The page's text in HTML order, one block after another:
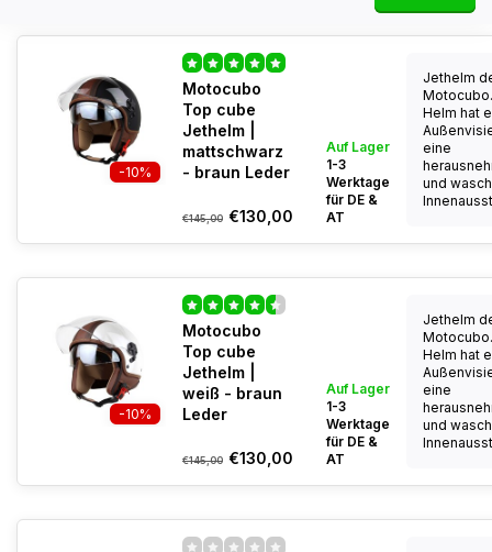
-10%
Motocubo
Top cube
Jethelm |
mattschwarz
- braun Leder
€145,00 €130,00
Auf Lager
1-3
Werktage
für DE &
AT
Jethelm
Helm hat
eine
und
-10%
Motocubo
Top cube
Jethelm |
weiß - braun
Leder
€145,00 €130,00
Auf Lager
1-3
Werktage
für DE &
AT
Jethelm
Helm hat
eine
und